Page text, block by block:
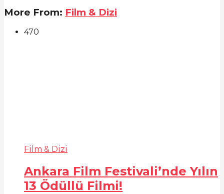
More From: Film & Dizi
470
Film & Dizi
Ankara Film Festivali’nde Yılın
13 Ödüllü Filmi!